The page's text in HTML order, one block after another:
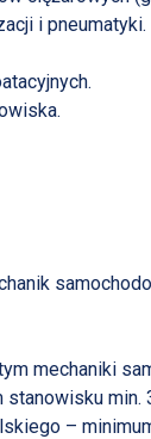
i pneumatyki.
mechaniki
min.
–